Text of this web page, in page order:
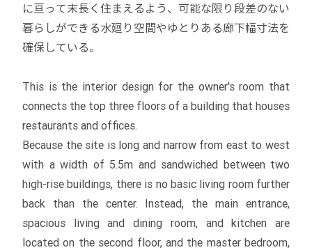
に亘って末長く住まえるよう、可能な限り段差のない
暮らしができる水廻り空間やゆとりある廊下幅寸法を
確保している。
This is the interior design for the owner's room that
connects the top three floors of a building that houses
restaurants and offices.
Because the site is long and narrow from east to west
with a width of 5.5m and sandwiched between two
high-rise buildings, there is no basic living room further
back than the center. Instead, the main entrance,
spacious living and dining room, and kitchen are
located on the second floor, and the master bedroom,